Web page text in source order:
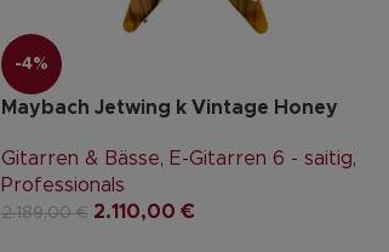
-4%
Maybach Jetwing k Vintage Honey
Gitarren & Bässe, E-Gitarren 6 - saitig,
Professionals
2.189,00€ 2.110,00 €